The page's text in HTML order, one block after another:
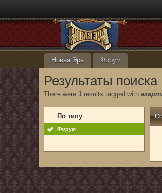
Новая Эра Форум
Результаты поиска
There were 1 results tagged with
По типу
Форум